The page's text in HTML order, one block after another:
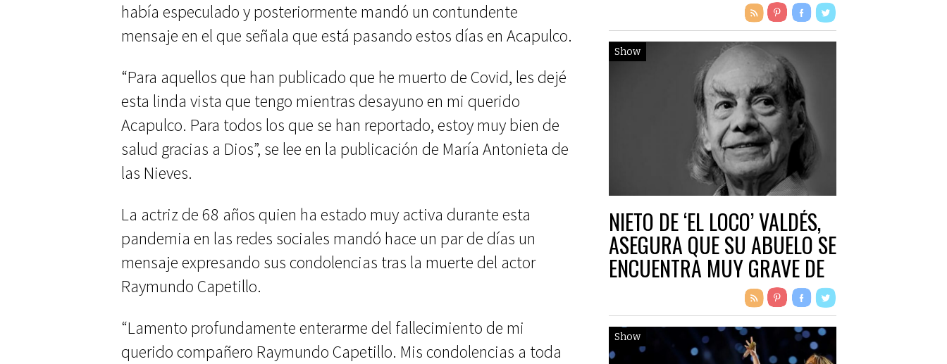
había especulado y posteriormente mandó un contundente
mensaje en el que señala que está pasando estos días en Acapulco.
“Para aquellos que han publicado que he muerto de Covid, les dejé
esta linda vista que tengo mientras desayuno en mi querido
Acapulco. Para todos los que se han reportado, estoy muy bien de
salud gracias a Dios”, se lee en la publicación de María Antonieta de
las Nieves.
La actriz de 68 años quien ha estado muy activa durante esta
pandemia en las redes sociales mandó hace un par de días un
mensaje expresando sus condolencias tras la muerte del actor
Raymundo Capetillo.
“Lamento profundamente enterarme del fallecimiento de mi
querido compañero Raymundo Capetillo. Mis condolencias a toda
Show
NIETO DE ‘EL LOCO’ VALDÉS,
ASEGURA QUE SU ABUELO SE
ENCUENTRA MUY GRAVE DE
Show